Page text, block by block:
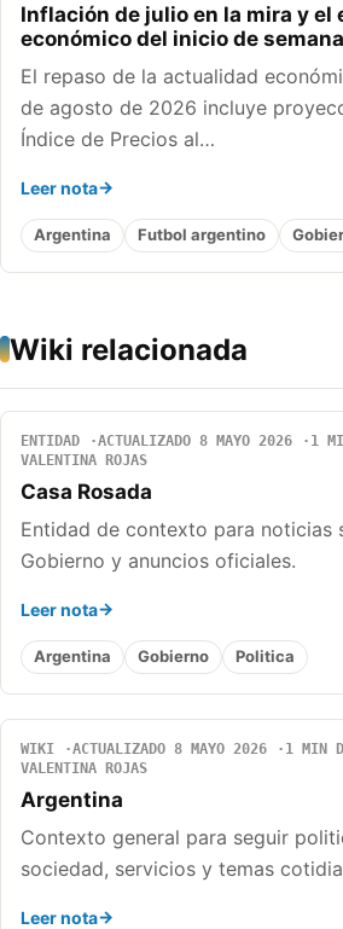
Inflación de julio en la mira y el
económico del inicio de semana
El repaso de la actualidad
de agosto de 2026 incluye
Índice de Precios al…
Leer nota
Argentina Futbol argentino
Wiki relacionada
ENTIDAD ACTUALIZADO 8 MAYO 2026
1
VALENTINA ROJAS
Casa Rosada
Entidad de contexto para noticias
Gobierno y anuncios oficiales.
Leer nota
Argentina Gobierno Politica
WIKI ACTUALIZADO 8 MAYO 2026
1 MIN
VALENTINA ROJAS
Argentina
Contexto general para seguir
sociedad, servicios y temas
Leer nota